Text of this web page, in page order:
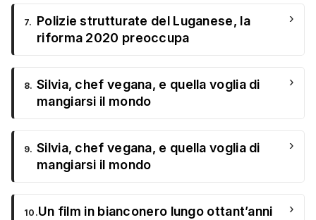
7. Polizie strutturate del Luganese, la
riforma 2020 preoccupa
›
8. Silvia, chef vegana, e quella voglia di
mangiarsi il mondo
›
9. Silvia, chef vegana, e quella voglia di
mangiarsi il mondo
›
10.Un film in bianconero lungo ottant’anni ›